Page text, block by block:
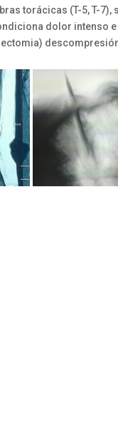
torácicas (T-5, T-7),
dolor intenso e